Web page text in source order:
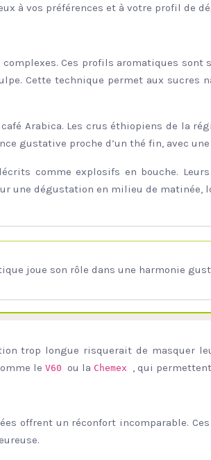
à vos préférences et à votre profil de
Ces profils aromatiques
Cette technique permet aux sucres
Arabica. Les crus éthiopiens de la
gustative proche d’un thé fin, avec
comme explosifs en bouche.
une dégustation en milieu de matinée,
joue son rôle dans une harmonie
trop longue risquerait de masquer
le V60 ou la Chemex , qui
offrent un réconfort incomparable.